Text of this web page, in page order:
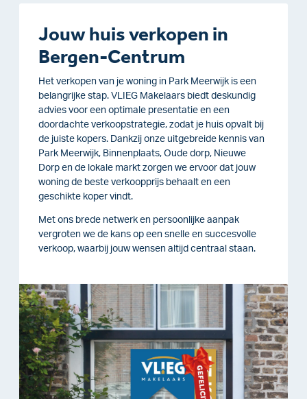
Jouw huis verkopen in
Bergen-Centrum
Het verkopen van je woning in Park Meerwijk is een
belangrijke stap. VLIEG Makelaars biedt deskundig
advies voor een optimale presentatie en een
doordachte verkoopstrategie, zodat je huis opvalt bij
de juiste kopers. Dankzij onze uitgebreide kennis van
Park Meerwijk, Binnenplaats, Oude dorp, Nieuwe
Dorp en de lokale markt zorgen we ervoor dat jouw
woning de beste verkoopprijs behaalt en een
geschikte koper vindt.
Met ons brede netwerk en persoonlijke aanpak
vergroten we de kans op een snelle en succesvolle
verkoop, waarbij jouw wensen altijd centraal staan.